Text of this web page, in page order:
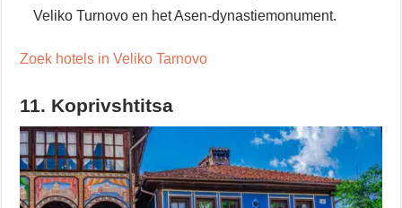
Veliko Turnovo en het Asen-dynastiemonument.
Zoek hotels in Veliko Tarnovo
11. Koprivshtitsa